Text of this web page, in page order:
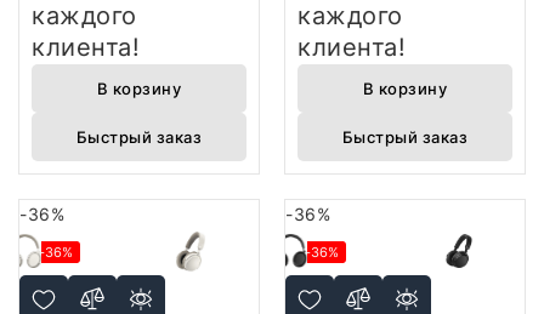
каждого
клиента!
В корзину
Быстрый заказ
каждого
клиента!
В корзину
Быстрый заказ
-36%
-36%
-36%
-36%